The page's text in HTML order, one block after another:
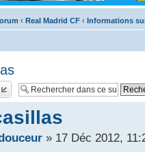
‹ Real Madrid CF ‹ Informations
» 17 Déc 2012,